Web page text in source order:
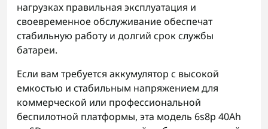
нагрузках правильная эксплуатация и
своевременное обслуживание обеспечат
стабильную работу и долгий срок службы
батареи.
Если вам требуется аккумулятор с высокой
емкостью и стабильным напряжением для
коммерческой или профессиональной
беспилотной платформы, эта модель 6s8p 40Аh